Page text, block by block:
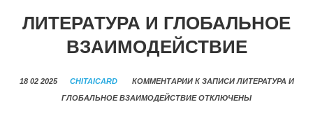
ЛИТЕРАТУРА И ГЛОБАЛЬНОЕ
ВЗАИМОДЕЙСТВИЕ
18 02 2025 CHITAICARD КОММЕНТАРИИК ЗАПИСИ ЛИТЕРАТУРА И
ГЛОБАЛЬНОЕ ВЗАИМОДЕЙСТВИЕОТКЛЮЧЕНЫ